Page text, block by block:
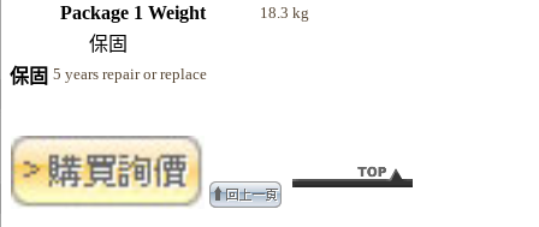
Package 1 Weight 18.3 kg
保固
保固 5 years repair or replace